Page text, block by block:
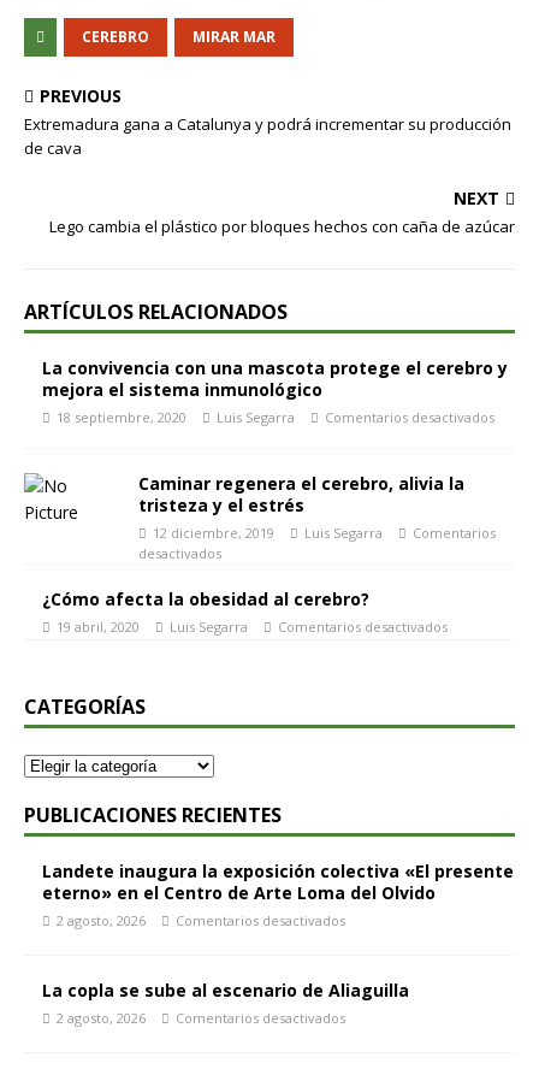
CEREBRO MIRAR MAR
PREVIOUS
Extremadura gana a Catalunya y podrá incrementar su producción
de cava
NEXT
Lego cambia el plástico por bloques hechos con caña de azúcar
ARTÍCULOS RELACIONADOS
La convivencia con una mascota protege el cerebro y
mejora el sistema inmunológico
18 septiembre, 2020 Luis Segarra Comentarios desactivados
Caminar regenera el cerebro, alivia la
tristeza y el estrés
12 diciembre, 2019 Luis Segarra
Comentarios
desactivados
¿Cómo afecta la obesidad al cerebro?
19 abril, 2020 Luis Segarra Comentarios desactivados
CATEGORÍAS
PUBLICACIONES RECIENTES
Landete inaugura la exposición colectiva «El presente
eterno» en el Centro de Arte Loma del Olvido
2 agosto, 2026 Comentarios desactivados
La copla se sube al escenario de Aliaguilla
2 agosto, 2026 Comentarios desactivados